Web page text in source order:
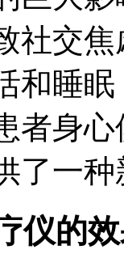
社交
和睡
者身
了一
仪的